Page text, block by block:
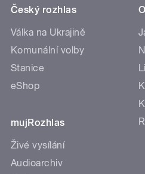
Český rozhlas
Válka na Ukrajině
Komunální volby
Stanice
eShop
mujRozhlas
Živé vysílání
Audioarchiv